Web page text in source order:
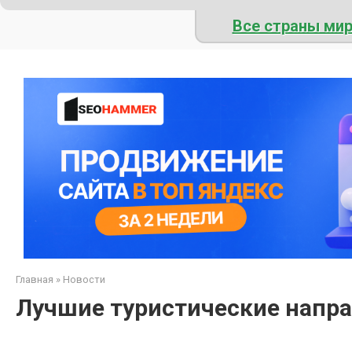
Все страны
Главная » Новости
Лучшие туристические